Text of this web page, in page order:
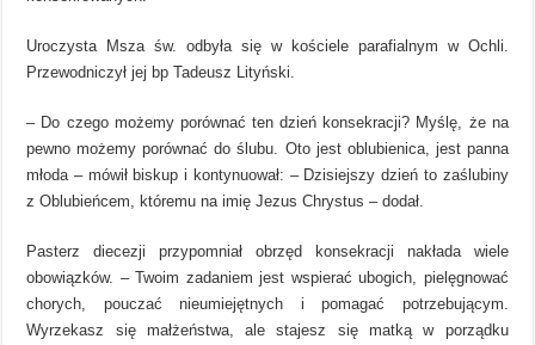
Uroczysta Msza św. odbyła się w kościele parafialnym w Ochli.
Przewodniczył jej bp Tadeusz Lityński.
– Do czego możemy porównać ten dzień konsekracji? Myślę, że na
pewno możemy porównać do ślubu. Oto jest oblubienica, jest panna
młoda – mówił biskup i kontynuował: – Dzisiejszy dzień to zaślubiny
z Oblubieńcem, któremu na imię Jezus Chrystus – dodał.
Pasterz diecezji przypomniał obrzęd konsekracji nakłada wiele
obowiązków. – Twoim zadaniem jest wspierać ubogich, pielęgnować
chorych, pouczać nieumiejętnych i pomagać potrzebującym.
Wyrzekasz się małżeństwa, ale stajesz się matką w porządku